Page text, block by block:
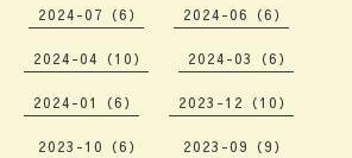
2024-07（6） 2024-06（6）
2024-04（10） 2024-03（6）
2024-01（6） 2023-12（10）
2023-10（6） 2023-09（9）